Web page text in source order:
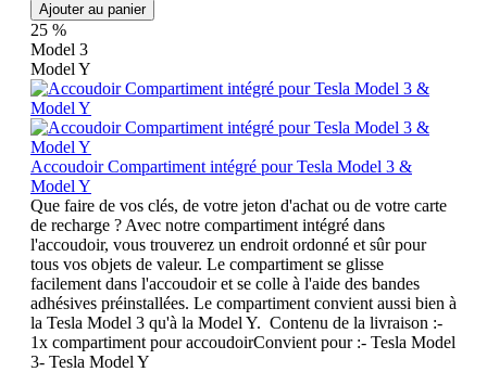
Ajouter au panier
25 %
Model 3
Model Y
Accoudoir Compartiment intégré pour Tesla Model 3 &
Model Y
Que faire de vos clés, de votre jeton d'achat ou de votre carte
de recharge ? Avec notre compartiment intégré dans
l'accoudoir, vous trouverez un endroit ordonné et sûr pour
tous vos objets de valeur. Le compartiment se glisse
facilement dans l'accoudoir et se colle à l'aide des bandes
adhésives préinstallées. Le compartiment convient aussi bien à
la Tesla Model 3 qu'à la Model Y. Contenu de la livraison :-
1x compartiment pour accoudoirConvient pour :- Tesla Model
3- Tesla Model Y